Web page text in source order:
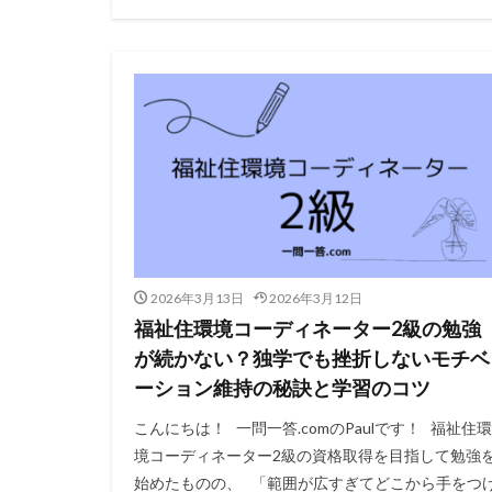
2026年3月13日 2026年3月12日
福祉住環境コーディネーター2級の勉強
が続かない？独学でも挫折しないモチベ
ーション維持の秘訣と学習のコツ
こんにちは！ 一問一答.comのPaulです！ 福祉住環
境コーディネーター2級の資格取得を目指して勉強
始めたものの、 「範囲が広すぎてどこから手をつ